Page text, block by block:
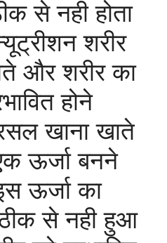
से नही होता
शरीर
और शरीर का
होने
खाना खाते
ऊर्जा बनने
ऊर्जा का
से नही हुआ